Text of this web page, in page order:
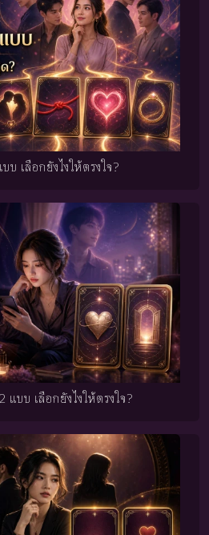
เลือกยังไงให้ตรงใจ?
บบ เลือกยังไงให้ตรงใจ?